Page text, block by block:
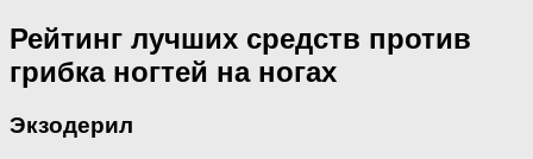
Рейтинг лучших средств против
грибка ногтей на ногах
Экзодерил